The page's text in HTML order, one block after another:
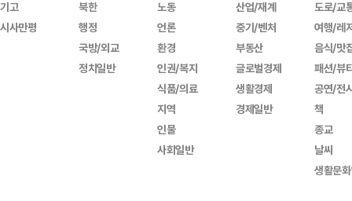
기고
시사만평
북한
행정
국방/외교
정치일반
노동
언론
환경
인권/복지
식품/의료
지역
인물
사회일반
산업/재계
중기/벤처
부동산
글로벌경제
생활경제
경제일반
도로/교
여행/레
음식/맛
패션/뷰
공연/전
책
종교
날씨
생활문